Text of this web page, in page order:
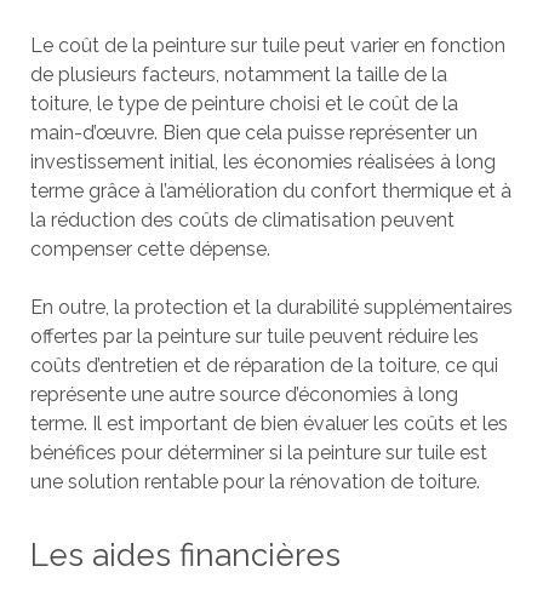
Le coût de la peinture sur tuile peut varier en fonction
de plusieurs facteurs, notamment la taille de la
toiture, le type de peinture choisi et le coût de la
main-d’œuvre. Bien que cela puisse représenter un
investissement initial, les économies réalisées à long
terme grâce à l’amélioration du confort thermique et à
la réduction des coûts de climatisation peuvent
compenser cette dépense.
En outre, la protection et la durabilité supplémentaires
offertes par la peinture sur tuile peuvent réduire les
coûts d’entretien et de réparation de la toiture, ce qui
représente une autre source d’économies à long
terme. Il est important de bien évaluer les coûts et les
bénéfices pour déterminer si la peinture sur tuile est
une solution rentable pour la rénovation de toiture.
Les aides financières